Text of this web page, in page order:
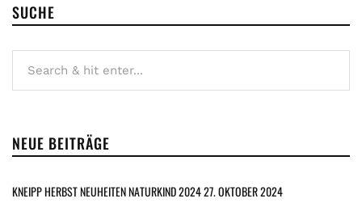
SUCHE
NEUE BEITRÄGE
KNEIPP HERBST NEUHEITEN NATURKIND 202427. OKTOBER 2024